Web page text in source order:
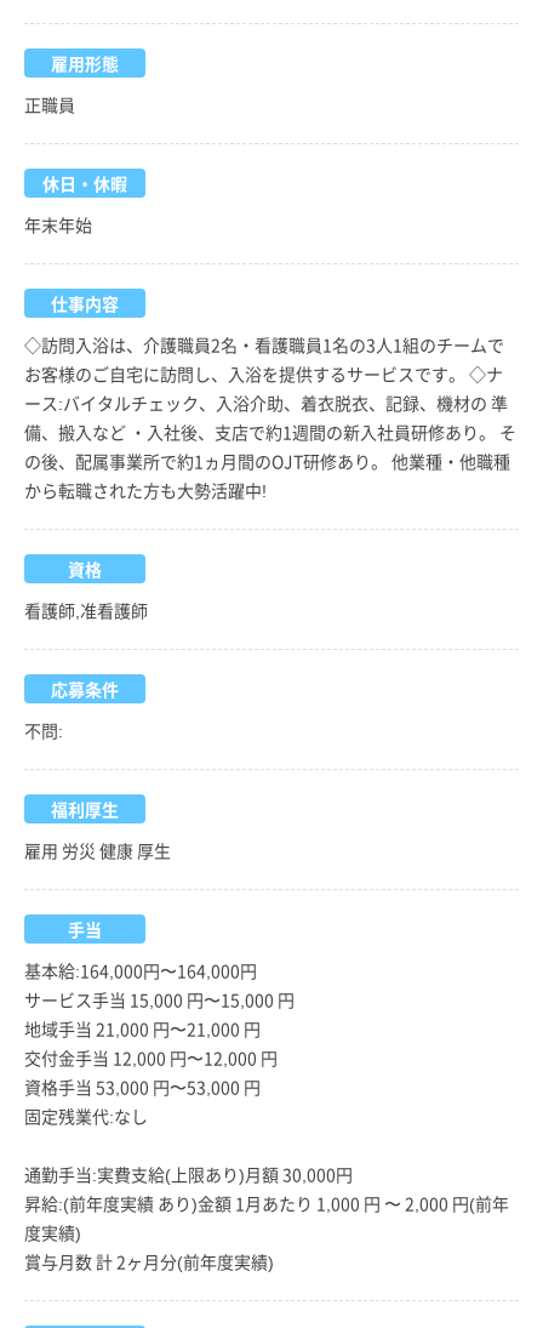
雇用形態
正職員
休日・休暇
年末年始
仕事内容
◇訪問入浴は、介護職員2名・看護職員1名の3人1組のチームで
お客様のご自宅に訪問し、入浴を提供するサービスです。 ◇ナ
ース:バイタルチェック、入浴介助、着衣脱衣、記録、機材の 準
備、搬入など ・入社後、支店で約1週間の新入社員研修あり。 そ
の後、配属事業所で約1ヵ月間のOJT研修あり。 他業種・他職種
から転職された方も大勢活躍中!
資格
看護師,准看護師
応募条件
不問:
福利厚生
雇用 労災 健康 厚生
手当
基本給:164,000円〜164,000円
サービス手当 15,000 円〜15,000 円
地域手当 21,000 円〜21,000 円
交付金手当 12,000 円〜12,000 円
資格手当 53,000 円〜53,000 円
固定残業代:なし
通勤手当:実費支給(上限あり)月額 30,000円
昇給:(前年度実績 あり)金額 1月あたり 1,000 円 〜 2,000 円(前年
度実績)
賞与月数 計 2ヶ月分(前年度実績)